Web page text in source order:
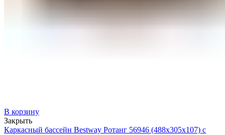
В корзину
Закрыть
Каркасный бассейн Bestway Ротанг 56946 (488х305х107) с